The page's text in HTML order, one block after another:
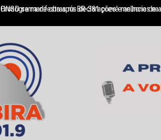
Cronograma de obras na BR-381 prevê melhorias
HNSD se manifesta após declarações e anúncio de